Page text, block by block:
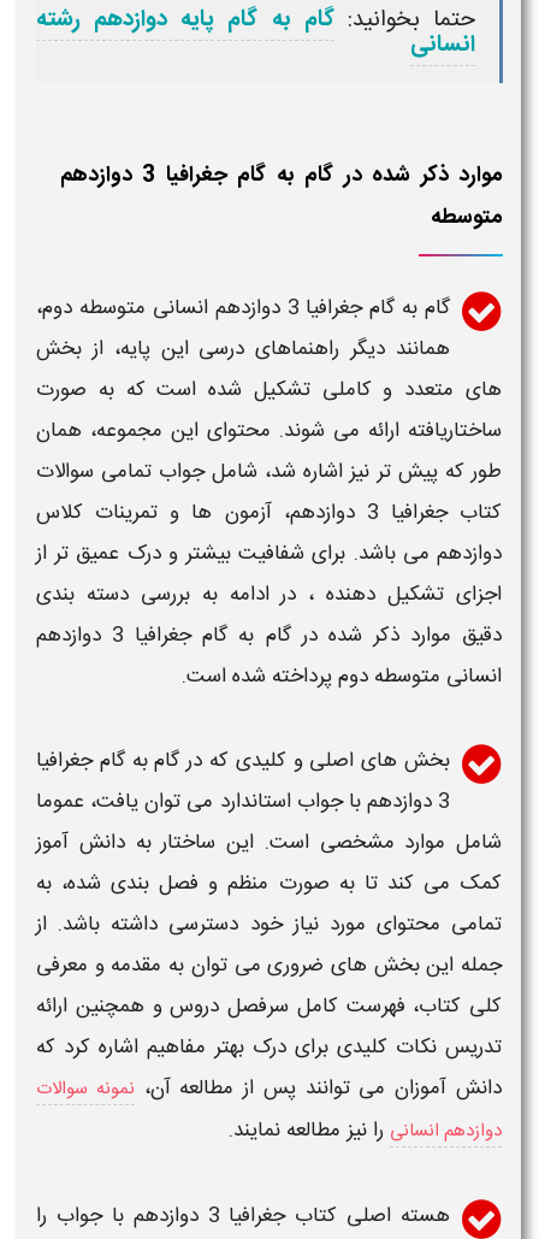
حتما بخوانید: گام به گام پایه دوازدهم رشته
انسانی
موارد ذکر شده در گام به گام جغرافیا ​3 ​دوازدهم
متوسطه
گام به گام جغرافیا 3 دوازدهم انسانی متوسطه دوم
،
همانند دیگر راهنماهای درسی این پایه، از بخش
های متعدد و کاملی تشکیل شده است که به صورت
ساختاریافته ارائه می شوند. محتوای این مجموعه، همان
طور که پیش تر نیز اشاره شد، شاملجوابتمامی سوالات
کتاب جغرافیا 3 دوازدهم
، آزمون ها وتمرینات کلاس
دوازدهم می باشد. برای شفافیت بیشتر و درک عمیق تر از
اجزای تشکیل دهنده ، در ادامه به بررسی دسته بندی
دقیق موارد ذکر شده در
گام به گام جغرافیا 3 دوازدهم
انسانی متوسطه دومپرداخته شده است.
بخش های اصلی و کلیدی که درگام به گام جغرافیا
3 دوازدهم
باجواباستاندارد می توان یافت، عموما
شامل موارد مشخصی است. این ساختار به دانش آموز
کمک می کند تا به صورت منظم و فصل بندی شده، به
تمامی محتوای مورد نیاز خود دسترسی داشته باشد. از
جمله این بخش های ضروری می توان به مقدمه و معرفی
کلی کتاب، فهرست کامل سرفصل دروس و همچنین ارائه
تدریس نکات کلیدی برای درک بهتر مفاهیم اشاره کرد که
دانش آموزان می توانند پس از مطالعه آن، نمونه سوالات
دوازدهم انسانی را نیز مطالعه نمایند.
هسته اصلی کتاب جغرافیا 3 دوازدهم با جواب
را